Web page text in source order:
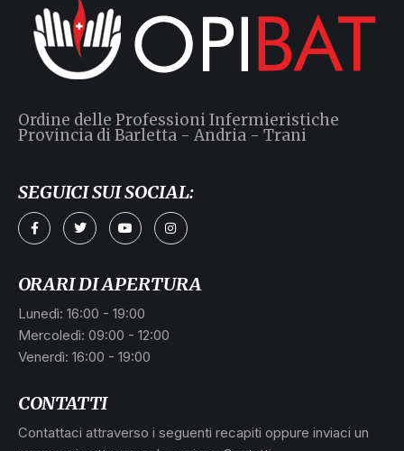
CONTATTI
Contattaci attraverso i seguenti recapiti oppure inviaci un
ORARI DI APERTURA
Lunedì: 16:00 - 19:00
Mercoledì: 09:00 - 12:00
Venerdì: 16:00 - 19:00
Ordine delle Professioni Infermieristiche
Provincia di Barletta - Andria - Trani
SEGUICI SUI SOCIAL: